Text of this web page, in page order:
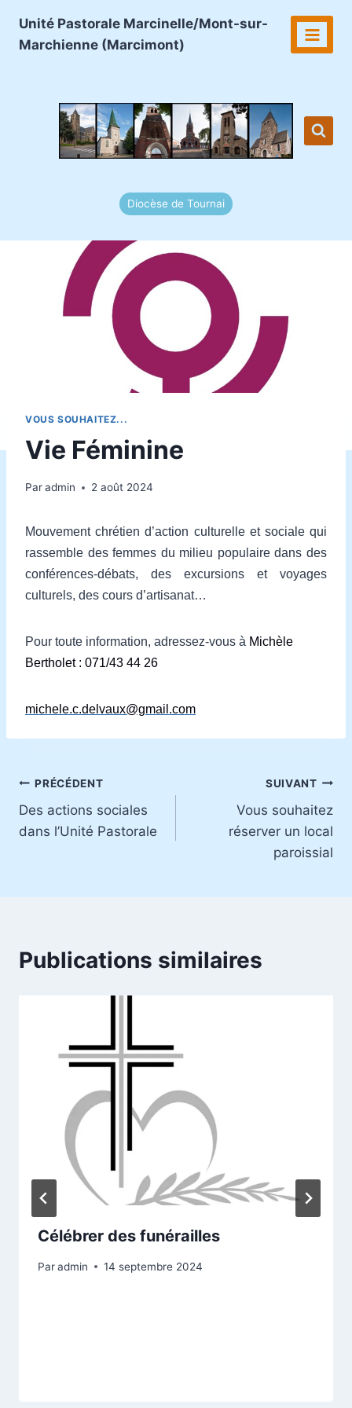
contenu
Unité Pastorale Marcinelle/Mont-sur-
Marchienne (Marcimont)
Diocèse de Tournai
VOUS SOUHAITEZ...
Vie Féminine
Paradmin 2 août 2024
Mouvement chrétien d’action culturelle et sociale qui
rassemble des femmes du milieu populaire dans des
conférences-débats, des excursions et voyages
culturels, des cours d’artisanat…
Pour toute information, adressez-vous à Michèle
Bertholet : 071/43 44 26
michele.c.delvaux@gmail.com
Navigation
de
PRÉCÉDENT
Des actions sociales
dans l’Unité Pastorale
SUIVANT
Vous souhaitez
réserver un local
paroissial
Publications similaires
Célébrer des funérailles
Paradmin 14 septembre 2024